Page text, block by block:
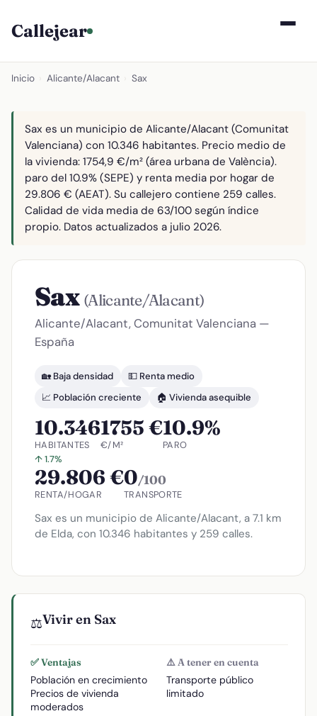
Callejear
Inicio Alicante/Alacant Sax
Sax es un municipio de Alicante/Alacant (Comunitat
Valenciana) con 10.346 habitantes. Precio medio de
la vivienda: 1754,9 €/m² (área urbana de València).
paro del 10.9% (SEPE) y renta media por hogar de
29.806 € (AEAT). Su callejero contiene 259 calles.
Calidad de vida media de 63/100 según índice
propio. Datos actualizados a julio 2026.
Sax (Alicante/Alacant)
Alicante/Alacant, Comunitat Valenciana —
España
🏡 Baja densidad
💵 Renta medio
📈 Población creciente
🏠 Vivienda asequible
10.346
HABITANTES
↑ 1.7%
1755 €
€/M²
10.9%
PARO
29.806 €
RENTA/HOGAR
0/100
TRANSPORTE
Sax es un municipio de Alicante/Alacant, a 7.1 km
de Elda, con 10.346 habitantes y 259 calles.
⚖️Vivir en Sax
✅ Ventajas
Población en crecimiento
Precios de vivienda
moderados
⚠️ A tener en cuenta
Transporte público
limitado